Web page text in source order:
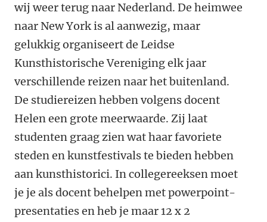
wij weer terug naar Nederland. De heimwee
naar New York is al aanwezig, maar
gelukkig organiseert de Leidse
Kunsthistorische Vereniging elk jaar
verschillende reizen naar het buitenland.
De studiereizen hebben volgens docent
Helen een grote meerwaarde. Zij laat
studenten graag zien wat haar favoriete
steden en kunstfestivals te bieden hebben
aan kunsthistorici. In collegereeksen moet
je je als docent behelpen met powerpoint-
presentaties en heb je maar 12 x 2